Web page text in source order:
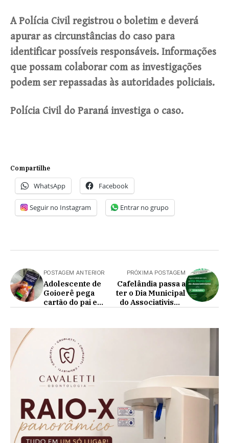
A Polícia Civil registrou o boletim e deverá
apurar as circunstâncias do caso para
identificar possíveis responsáveis. Informações
que possam colaborar com as investigações
podem ser repassadas às autoridades policiais.
Polícia Civil do Paraná investiga o caso.
Compartilhe
WhatsApp Facebook
Seguir no Instagram Entrar no grupo
POSTAGEM ANTERIOR
Adolescente de
Goioerê pega
cartão do pai e
PRÓXIMA POSTAGEM
Cafelândia passa a
ter o Dia Municipal
do Associativismo